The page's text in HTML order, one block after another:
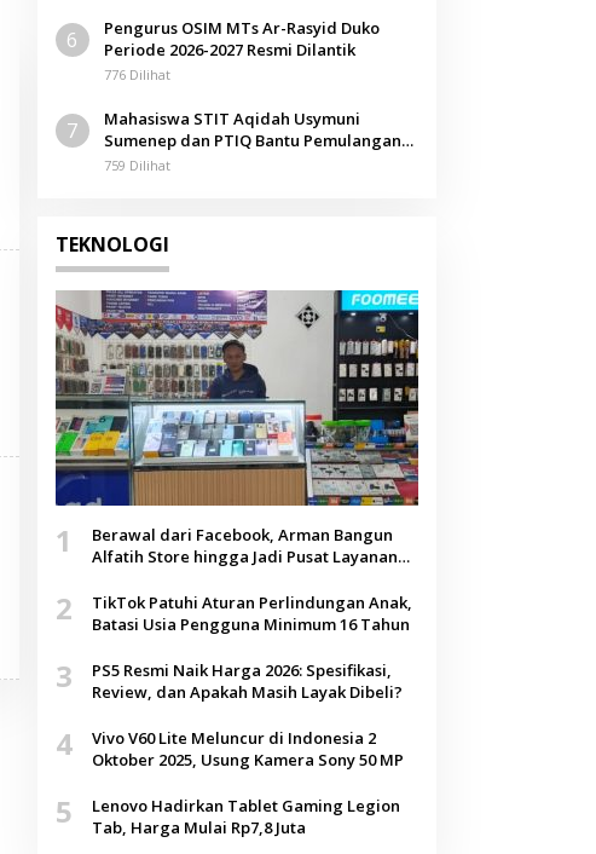
6
Pengurus OSIM MTs Ar-Rasyid Duko
Periode 2026-2027 Resmi Dilantik
776 Dilihat
7
Mahasiswa STIT Aqidah Usymuni
Sumenep dan PTIQ Bantu Pemulangan
Jenazah WNI Asal Aceh di Malaysia
759 Dilihat
TEKNOLOGI
1
Berawal dari Facebook, Arman Bangun
Alfatih Store hingga Jadi Pusat Layanan
2
TikTok Patuhi Aturan Perlindungan Anak,
Batasi Usia Pengguna Minimum 16 Tahun
3
PS5 Resmi Naik Harga 2026: Spesifikasi,
Review, dan Apakah Masih Layak Dibeli?
4
Vivo V60 Lite Meluncur di Indonesia 2
Oktober 2025, Usung Kamera Sony 50 MP
5
Lenovo Hadirkan Tablet Gaming Legion
Tab, Harga Mulai Rp7,8 Juta